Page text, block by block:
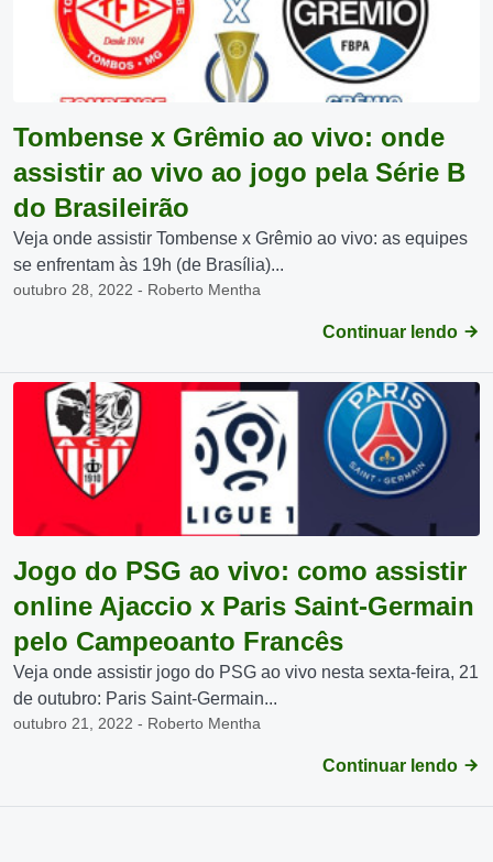
Tombense x Grêmio ao vivo: onde
assistir ao vivo ao jogo pela Série B
do Brasileirão
Veja onde assistir Tombense x Grêmio ao vivo: as equipes
se enfrentam às 19h (de Brasília)...
outubro 28, 2022 - Roberto Mentha
Continuar lendo
Jogo do PSG ao vivo: como assistir
online Ajaccio x Paris Saint-Germain
pelo Campeoanto Francês
Veja onde assistir jogo do PSG ao vivo nesta sexta-feira, 21
de outubro: Paris Saint-Germain...
outubro 21, 2022 - Roberto Mentha
Continuar lendo